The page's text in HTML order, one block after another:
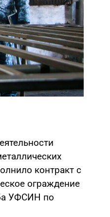
контракт с
ограждение
УФСИН по